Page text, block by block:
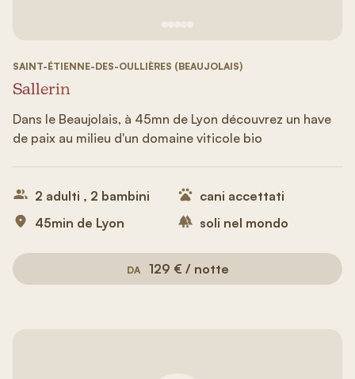
SAINT-ÉTIENNE-DES-OULLIÈRES (BEAUJOLAIS)
Sallerin
Dans le Beaujolais, à 45mn de Lyon découvrez un have
de paix au milieu d'un domaine viticole bio
2 adulti , 2 bambini
45min de Lyon
cani accettati
soli nel mondo
DA 129 € / notte